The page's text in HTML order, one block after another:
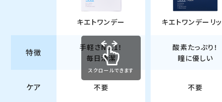
キエトワンデー キエトワンデーリ
特徴
手軽さNo.1！
毎日清潔
酸素たっぷり！
瞳に優しい
ケア 不要 不要
スクロールできます